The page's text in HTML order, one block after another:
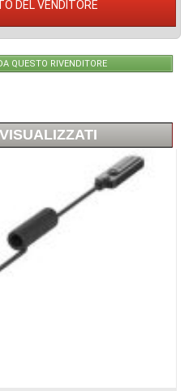
DEL VENDITORE
QUESTO RIVENDITORE